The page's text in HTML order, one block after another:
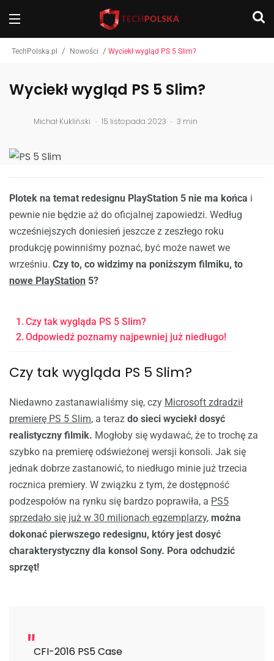
TechPolska.pl / Nowości / Wyciekł wygląd PS 5 Slim?
Wyciekł wygląd PS 5 Slim?
Michał Kukliński . 15 listopada 2023 . 3 min
Plotek na temat redesignu PlayStation 5 nie ma końca i
pewnie nie będzie aż do oficjalnej zapowiedzi. Według
wcześniejszych doniesień jeszcze z zeszłego roku
produkcję powinniśmy poznać, być może nawet we
wrześniu. Czy to, co widzimy na poniższym filmiku, to
nowe PlayStation 5?
Czy tak wygląda PS 5 Slim?
Odpowiedź poznamy najpewniej już niedługo!
Czy tak wygląda PS 5 Slim?
Niedawno zastanawialiśmy się, czy Microsoft zdradził
premierę PS 5 Slim, a teraz do sieci wyciekł dosyć
realistyczny filmik. Mogłoby się wydawać, że to trochę za
szybko na premierę odświeżonej wersji konsoli. Jak się
jednak dobrze zastanowić, to niedługo minie już trzecia
rocznica premiery. W związku z tym, że dostępność
podzespołów na rynku się bardzo poprawiła, a PS5
sprzedało się już w 30 milionach egzemplarzy, można
dokonać pierwszego redesignu, który jest dosyć
charakterystyczny dla konsol Sony. Pora odchudzić
sprzęt!
CFI-2016 PS5 Case